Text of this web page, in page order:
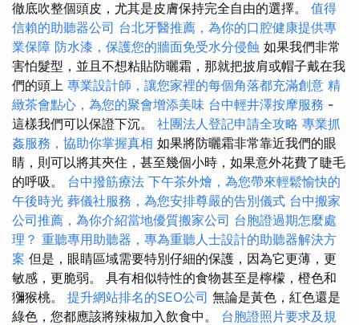
徹底吹整個頭皮，尤其是皮膚保持完全自由的選擇。 值得
信賴的助聽器公司 台北牙醫推薦，為你的口腔健康提供專
業保障 防水漆，保護您的牆面免受水分侵蝕 如果我們非常
害怕髮型，並且不想粘貼防曬霜，那就把披肩或帽子戴在我
們的頭上 專業設計師，讓您家裡的每個角落都充滿創意 精
緻茶會點心，為您的聚會增添美味 台中輕井澤按摩服務 -
這樣我們可以保證下沉。 社團法人登記申請全攻略 專業抓
姦服務，協助你掌握真相 如果將防曬霜非常靠近我們的眼
睛，則可以將其夾住，甚至幾個小時，如果意外花費了睫毛
的呼吸。 台中撥筋療法 下午茶外燴，為您帶來輕鬆愉快的
午後時光 葬儀社服務，為您安排尊嚴的告別儀式 台中搬家
公司推薦，為你介紹當地優質搬家公司 台胞證過期怎麼處
理？ 重聽專用助聽器，專為重聽人士設計的助聽器解決方
案 但是，眼睛區域需要特別仔細的保護，因為它更薄，更
敏感，更脆弱。 具有相似特性的食物甚至是檸檬，橙色和
獼猴桃。 提升網站排名的SEO公司 無論是黃色，紅色還是
綠色，您都應該將辣椒加入飲食中。 台胞證照片要求及規